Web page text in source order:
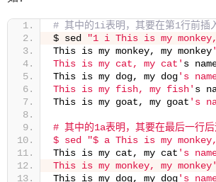
# 其中的1i表明，其要在第1行前插
$ sed
"1 i This is my monkey,
This is my monkey, my monkey
This is my cat, my cat' s
This is my dog, my dog's
This is my fish, my fish' s
This is my goat, my goat 's
# 其中的1a表明，其要在最后一行后
$ sed "$ a This is my monkey,
This is my cat, my cat 's
This is my monkey, my monkey'
This is my dog, my dog's